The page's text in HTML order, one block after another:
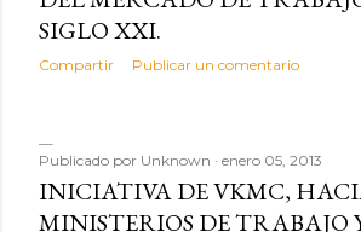
SIGLO XXI.
Compartir Publicar un comentario
Publicado por Unknown enero 05, 2013
INICIATIVA DE VKMC,
MINISTERIOS DE TRABAJO